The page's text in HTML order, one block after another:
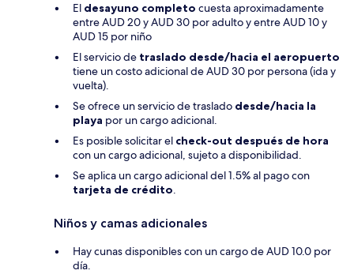
El desayuno completo cuesta aproximadamente
entre AUD 20 y AUD 30 por adulto y entre AUD 10 y
AUD 15 por niño
El servicio de traslado desde/hacia el aeropuerto
tiene un costo adicional de AUD 30 por persona (ida y
vuelta).
Se ofrece un servicio de traslado desde/hacia la
playa por un cargo adicional.
Es posible solicitar el check-out después de hora
con un cargo adicional, sujeto a disponibilidad.
Se aplica un cargo adicional del 1.5% al pago con
tarjeta de crédito.
Niños y camas adicionales
Hay cunas disponibles con un cargo de AUD 10.0 por
día.